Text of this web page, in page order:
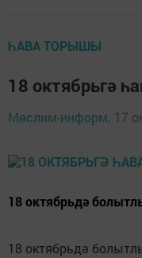
ҺАВА ТОРЫШЫ
18 октябрьгә
Мөслим-информ, 17
18 октябрьдә
18 октябрьдә